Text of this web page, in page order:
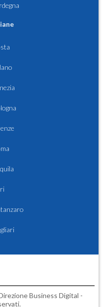
Business Digital -